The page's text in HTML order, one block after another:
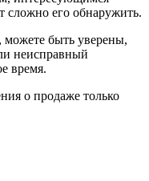
его обнаружить.
можете быть уверены,
неисправный
время.
о продаже только